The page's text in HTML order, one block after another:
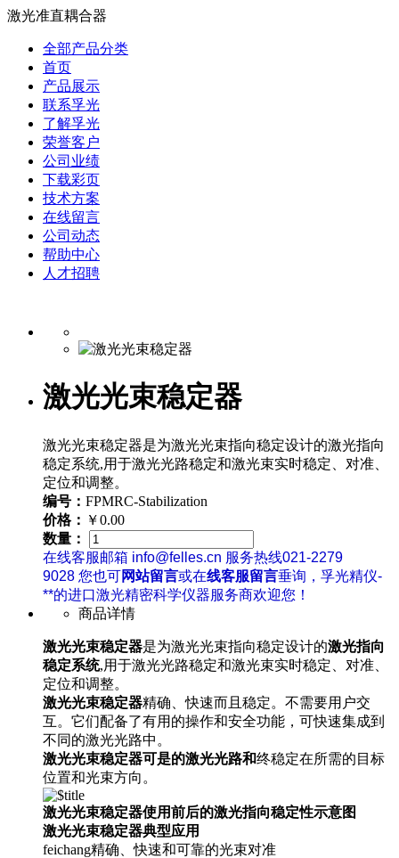
激光准直耦合器
全部产品分类
首页
产品展示
联系孚光
了解孚光
荣誉客户
公司业绩
下载彩页
技术方案
在线留言
公司动态
帮助中心
人才招聘
激光光束稳定器
激光光束稳定器是为激光光束指向稳定设计的激光指向
稳定系统,用于激光光路稳定和激光束实时稳定、对准、
定位和调整。
编号： FPMRC-Stabilization
价格： ￥0.00
数量：
在线客服邮箱 info@felles.cn 服务热线021-2279
9028 您也可网站留言或在线客服留言垂询，孚光精仪-
**的进口激光精密科学仪器服务商欢迎您！
商品详情
激光光束稳定器是为激光光束指向稳定设计的激光指向
稳定系统,用于激光光路稳定和激光束实时稳定、对准、
定位和调整。
激光光束稳定器精确、快速而且稳定。 不需要用户交
互。 它们配备了有用的操作和安全功能，可快速集成到
不同的激光光路中。
激光光束稳定器可是的激光光路和终稳定在所需的目标
位置和光束方向。
激光光束稳定器使用前后的激光指向稳定性示意图
激光光束稳定器典型应用
feichang精确、快速和可靠的光束对准